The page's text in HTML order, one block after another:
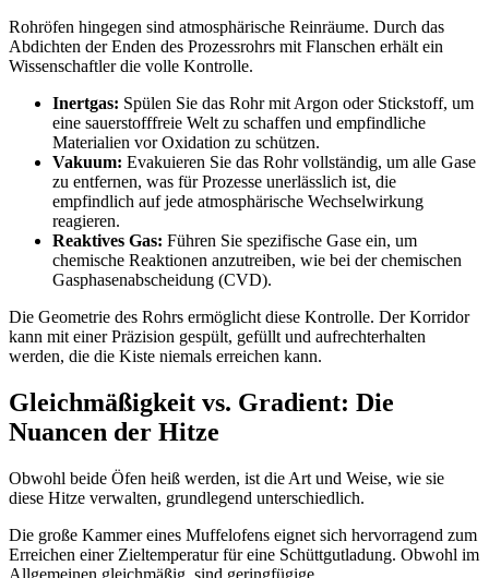
Rohröfen hingegen sind atmosphärische Reinräume. Durch das
Abdichten der Enden des Prozessrohrs mit Flanschen erhält ein
Wissenschaftler die volle Kontrolle.
Inertgas: Spülen Sie das Rohr mit Argon oder Stickstoff, um
eine sauerstofffreie Welt zu schaffen und empfindliche
Materialien vor Oxidation zu schützen.
Vakuum: Evakuieren Sie das Rohr vollständig, um alle Gase
zu entfernen, was für Prozesse unerlässlich ist, die
empfindlich auf jede atmosphärische Wechselwirkung
reagieren.
Reaktives Gas: Führen Sie spezifische Gase ein, um
chemische Reaktionen anzutreiben, wie bei der chemischen
Gasphasenabscheidung (CVD).
Die Geometrie des Rohrs ermöglicht diese Kontrolle. Der Korridor
kann mit einer Präzision gespült, gefüllt und aufrechterhalten
werden, die die Kiste niemals erreichen kann.
Gleichmäßigkeit vs. Gradient: Die
Nuancen der Hitze
Obwohl beide Öfen heiß werden, ist die Art und Weise, wie sie
diese Hitze verwalten, grundlegend unterschiedlich.
Die große Kammer eines Muffelofens eignet sich hervorragend zum
Erreichen einer Zieltemperatur für eine Schüttgutladung. Obwohl im
Allgemeinen gleichmäßig, sind geringfügige